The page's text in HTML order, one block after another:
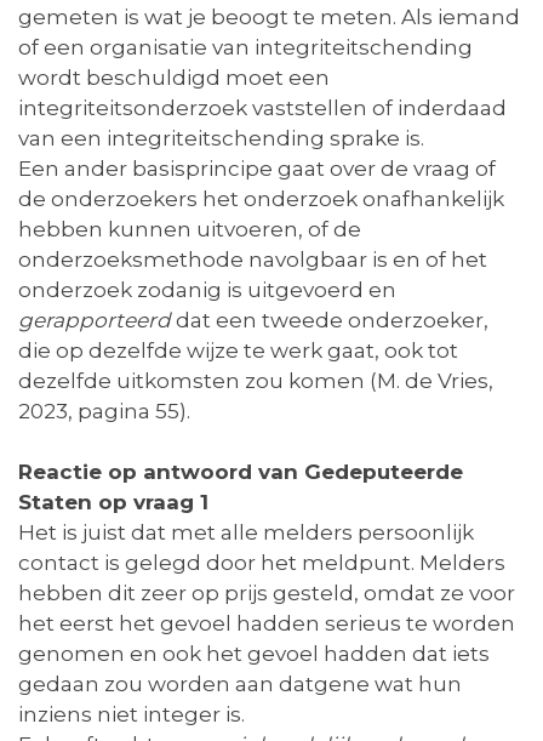
gemeten is wat je beoogt te meten. Als iemand
of een organisatie van integriteitschending
wordt beschuldigd moet een
integriteitsonderzoek vaststellen of inderdaad
van een integriteitschending sprake is.
Een ander basisprincipe gaat over de vraag of
de onderzoekers het onderzoek onafhankelijk
hebben kunnen uitvoeren, of de
onderzoeksmethode navolgbaar is en of het
onderzoek zodanig is uitgevoerd en
gerapporteerddat een tweede onderzoeker,
die op dezelfde wijze te werk gaat, ook tot
dezelfde uitkomsten zou komen (M. de Vries,
2023, pagina 55).
Reactie op antwoord van Gedeputeerde
Staten op vraag 1
Het is juist dat met alle melders persoonlijk
contact is gelegd door het meldpunt. Melders
hebben dit zeer op prijs gesteld, omdat ze voor
het eerst het gevoel hadden serieus te worden
genomen en ook het gevoel hadden dat iets
gedaan zou worden aan datgene wat hun
inziens niet integer is.